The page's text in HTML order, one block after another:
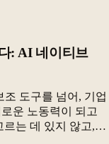
: AI 네이티브
도구를 넘어, 기업
운 노동력이 되고
는 데 있지 않고,